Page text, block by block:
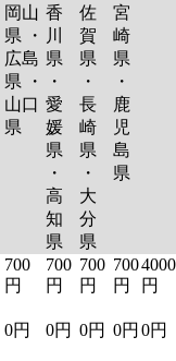
岡山
県 ・
広島
県 ・
山口
県
香
川
県
・
愛
媛
県
・
高
知
県
佐
賀
県
・
長
崎
県
・
大
分
県
宮
崎
県
・
鹿
児
島
県
700
円
700
円
700
円
700
円
4000
円
0円 0円 0円 0円 0円